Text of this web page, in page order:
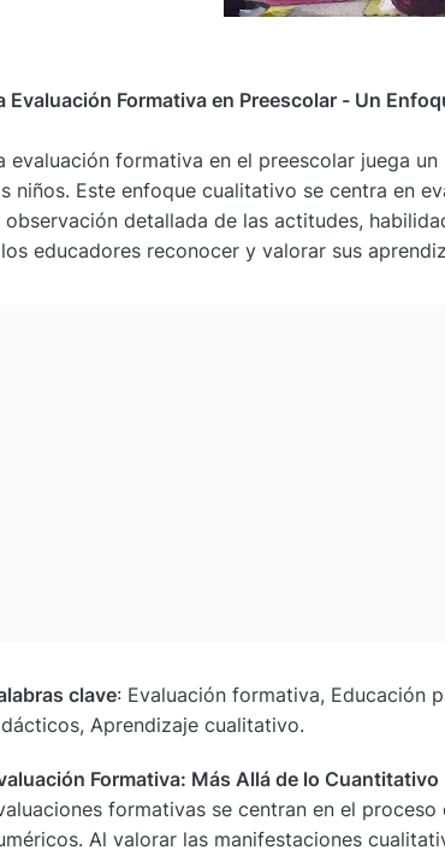
Evaluación Formativa en Preescolar - Un
evaluación formativa en el preescolar juega
niños. Este enfoque cualitativo se centra en
observación detallada de las actitudes,
educadores reconocer y valorar sus
clave: Evaluación formativa, Educación
Aprendizaje cualitativo.
Formativa: Más Allá de lo Cuantitativo
formativas se centran en el
Al valorar las manifestaciones